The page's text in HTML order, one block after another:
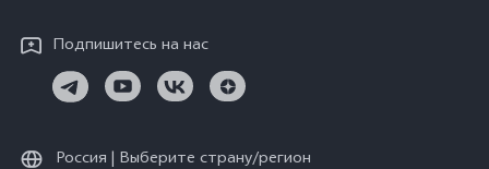
Скачать LUT для Log-восстановления
Подпишитесь на нас
Россия | Выберите страну/регион